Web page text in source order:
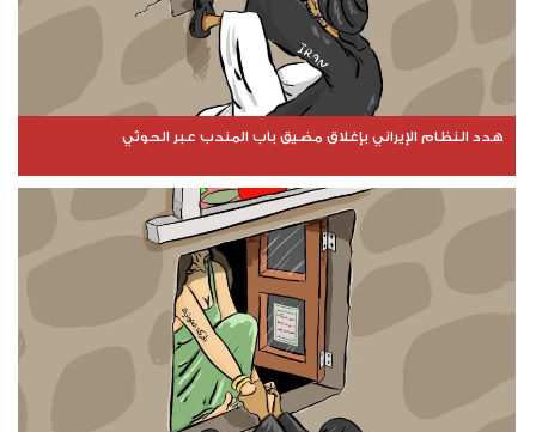
هدد النظام الإيراني بإغلاق مضيق باب المندب عبر الحوثي